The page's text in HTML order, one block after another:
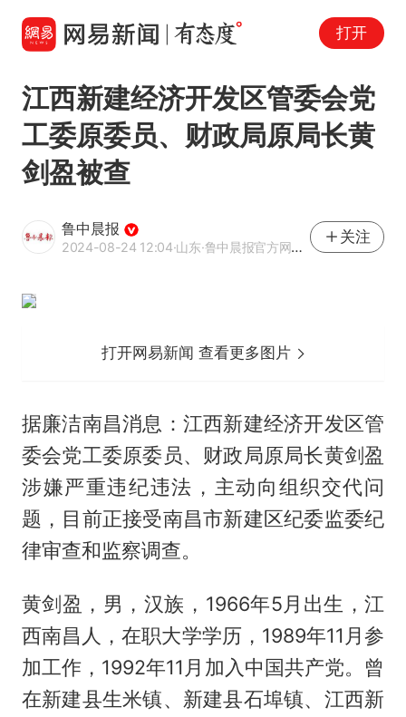
打开
江西新建经济开发区管委会党
工委原委员、财政局原局长黄
剑盈被查
鲁中晨报
2024-08-24 12:04·山东·鲁中晨报官方网易号
关注
打开网易新闻 查看更多图片
据廉洁南昌消息：江西新建经济开发区管
委会党工委原委员、财政局原局长黄剑盈
涉嫌严重违纪违法，主动向组织交代问
题，目前正接受南昌市新建区纪委监委纪
律审查和监察调查。
黄剑盈，男，汉族，1966年5月出生，江
西南昌人，在职大学学历，1989年11月参
加工作，1992年11月加入中国共产党。曾
在新建县生米镇、新建县石埠镇、江西新